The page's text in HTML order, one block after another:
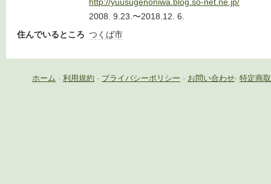
http://yuusugenoniwa.blog.so-net.ne.jp/
2008. 9.23.〜2018.12. 6.
住んでいるところ つくば市
ホーム - 利用規約 - プライバシーポリシー - お問い合わせ- 特定商